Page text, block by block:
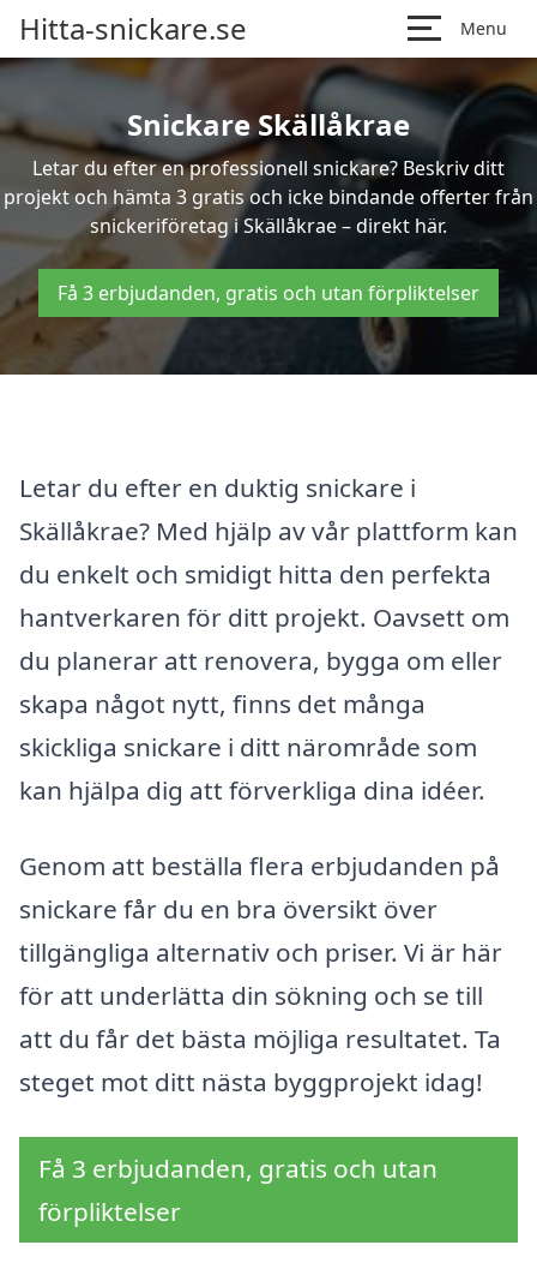
Hitta-snickare.se Menu
Snickare Skällåkrae
Letar du efter en professionell snickare? Beskriv ditt
projekt och hämta 3 gratis och icke bindande offerter från
snickeriföretag i Skällåkrae – direkt här.
Få 3 erbjudanden, gratis och utan förpliktelser
Letar du efter en duktig snickare i
Skällåkrae? Med hjälp av vår plattform kan
du enkelt och smidigt hitta den perfekta
hantverkaren för ditt projekt. Oavsett om
du planerar att renovera, bygga om eller
skapa något nytt, finns det många
skickliga snickare i ditt närområde som
kan hjälpa dig att förverkliga dina idéer.
Genom att beställa flera erbjudanden på
snickare får du en bra översikt över
tillgängliga alternativ och priser. Vi är här
för att underlätta din sökning och se till
att du får det bästa möjliga resultatet. Ta
steget mot ditt nästa byggprojekt idag!
Få 3 erbjudanden, gratis och utan
förpliktelser